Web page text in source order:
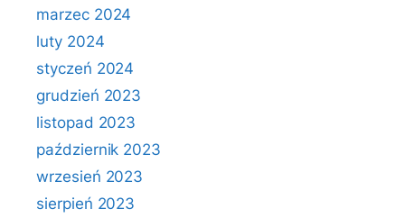
marzec 2024
luty 2024
styczeń 2024
grudzień 2023
listopad 2023
październik 2023
wrzesień 2023
sierpień 2023